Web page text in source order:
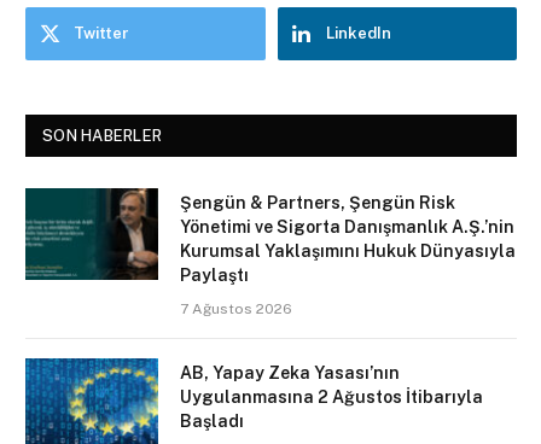
Twitter LinkedIn
SON HABERLER
Şengün & Partners, Şengün Risk
Yönetimi ve Sigorta Danışmanlık A.Ş.’nin
Kurumsal Yaklaşımını Hukuk Dünyasıyla
Paylaştı
7 Ağustos 2026
AB, Yapay Zeka Yasası’nın
Uygulanmasına 2 Ağustos İtibarıyla
Başladı